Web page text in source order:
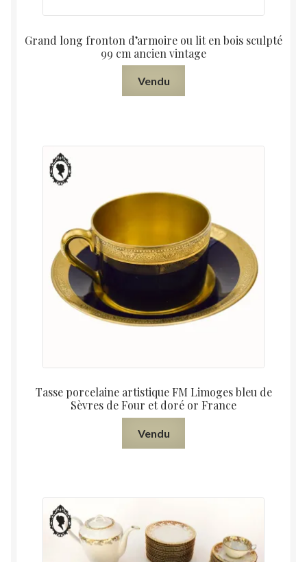
Grand long fronton d’armoire ou lit en bois sculpté
99 cm ancien vintage
Vendu
Tasse porcelaine artistique FM Limoges bleu de
Sèvres de Four et doré or France
Vendu